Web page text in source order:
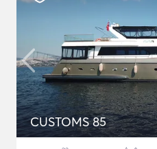
CUSTOMS 85